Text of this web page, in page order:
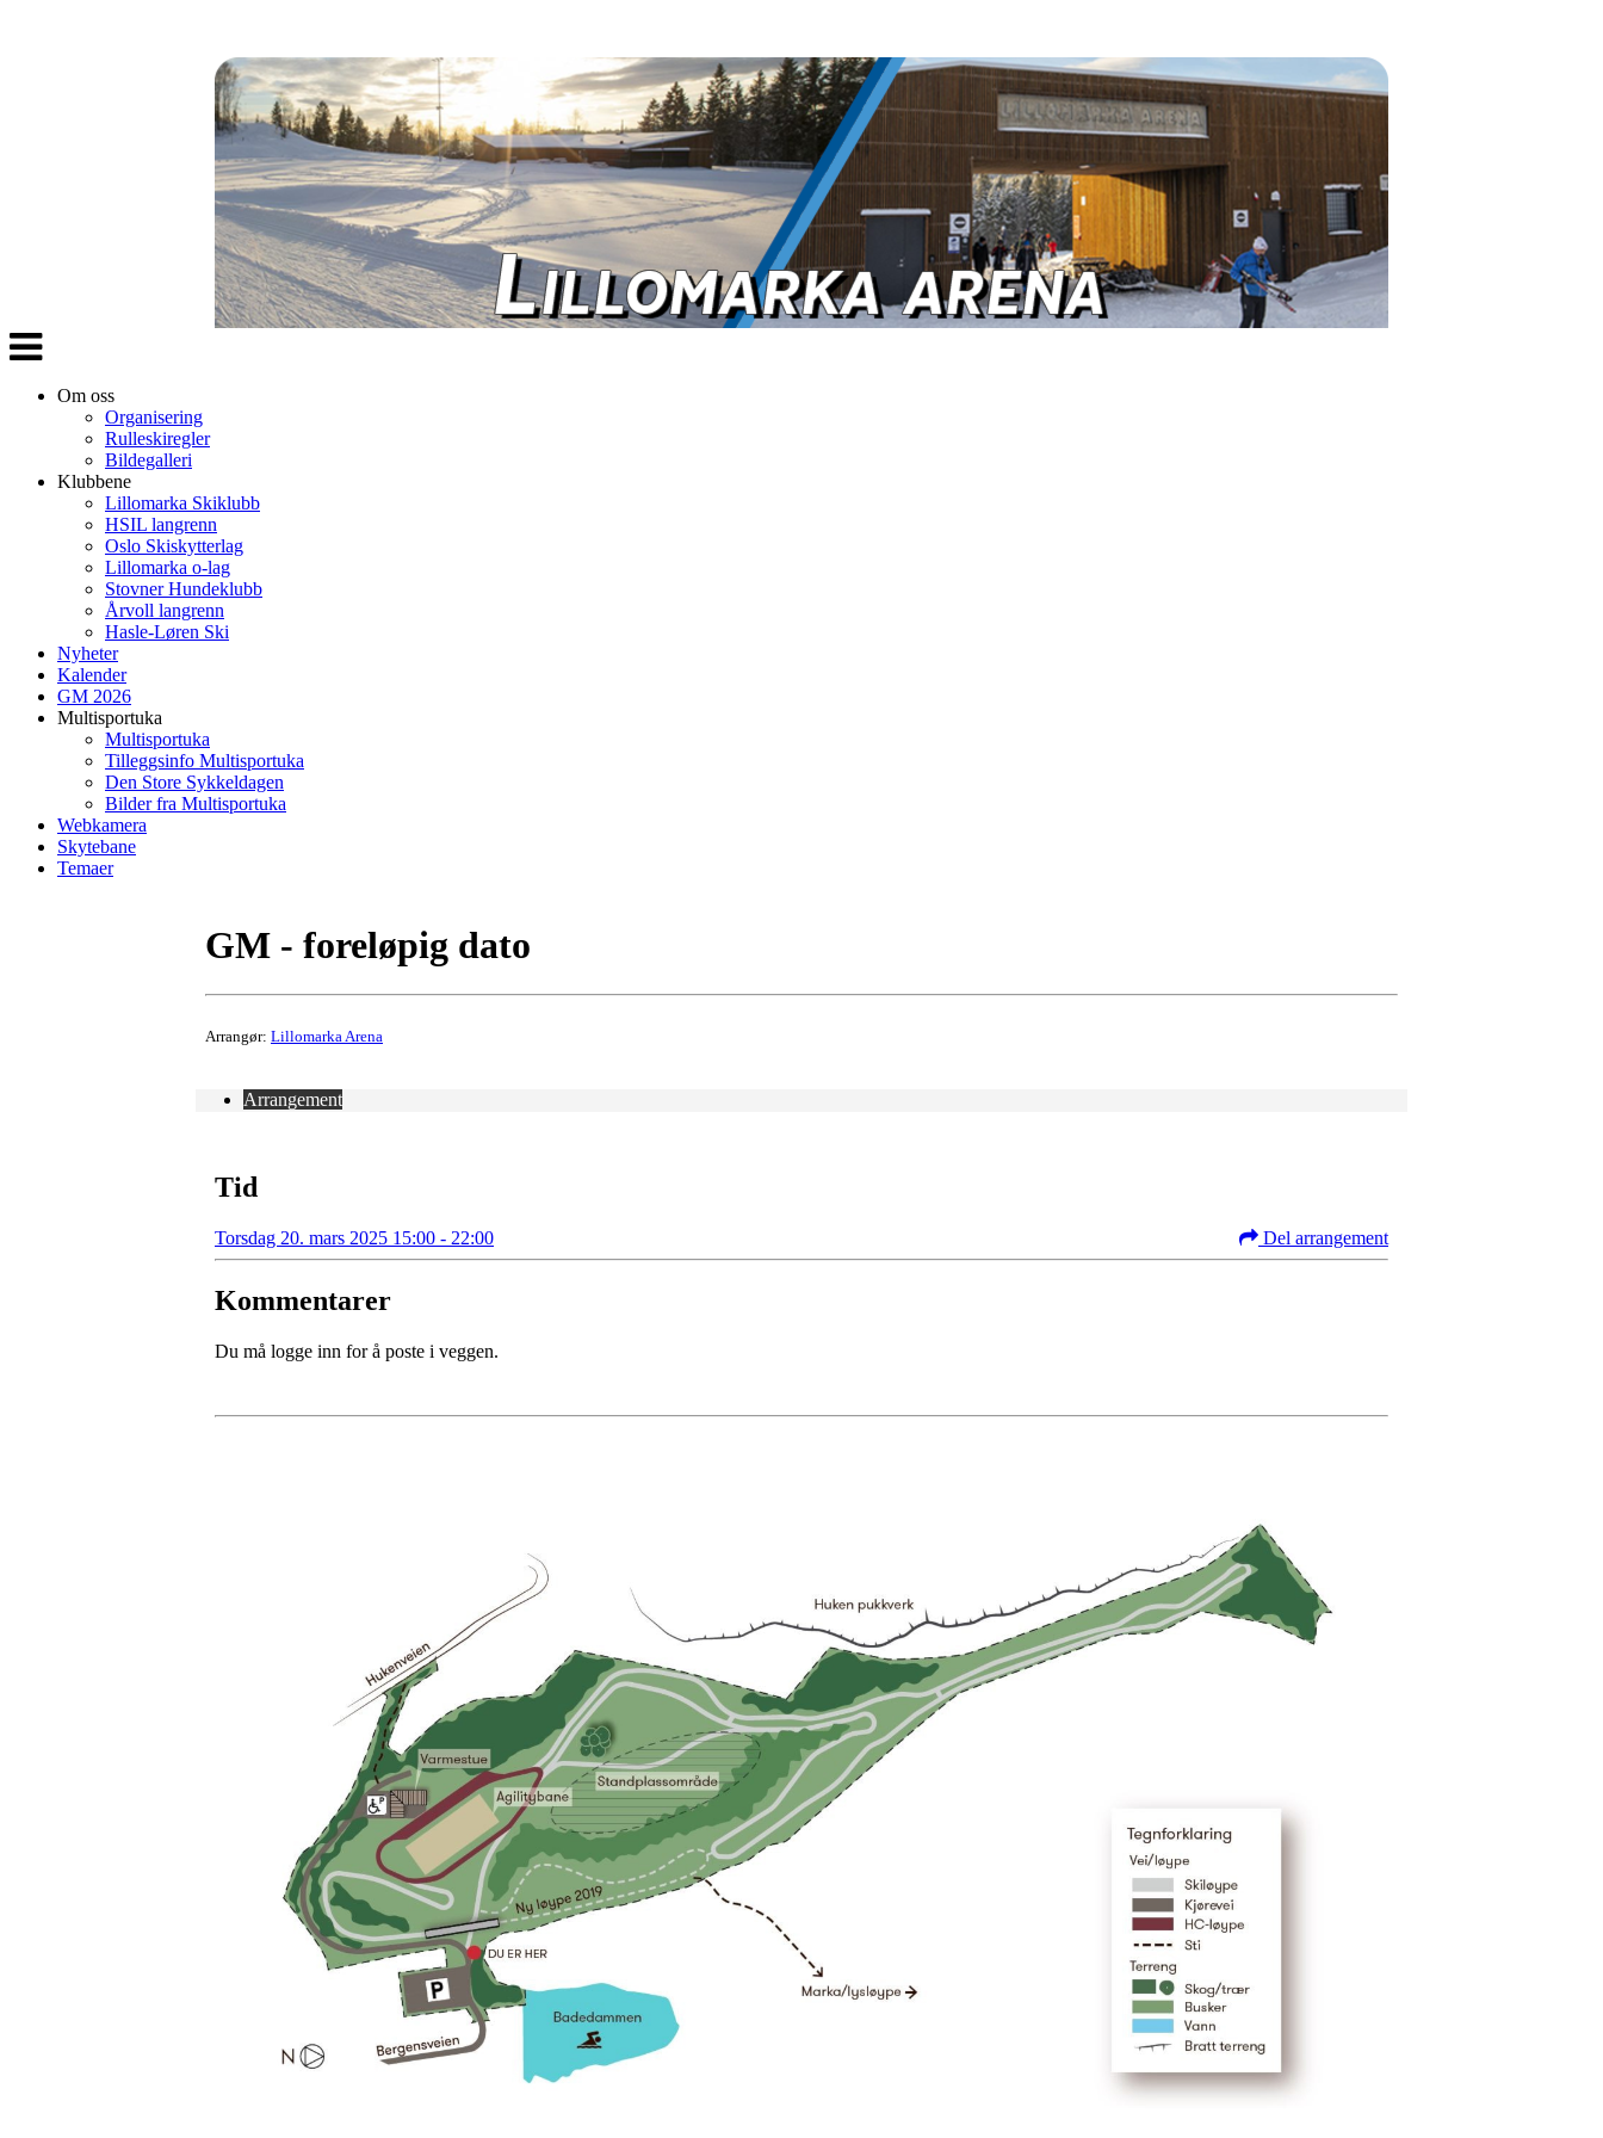
Veksle
navigasjon
Om oss
Organisering
Rulleskiregler
Bildegalleri
Klubbene
Lillomarka Skiklubb
HSIL langrenn
Oslo Skiskytterlag
Lillomarka o-lag
Stovner Hundeklubb
Årvoll langrenn
Hasle-Løren Ski
Nyheter
Kalender
GM 2026
Multisportuka
Multisportuka
Tilleggsinfo Multisportuka
Den Store Sykkeldagen
Bilder fra Multisportuka
Webkamera
Skytebane
Temaer
GM - foreløpig dato
Arrangør: Lillomarka Arena
Arrangement
Tid
Torsdag 20. mars 2025 15:00 - 22:00 Del arrangement
Kommentarer
Du må logge inn for å poste i veggen.